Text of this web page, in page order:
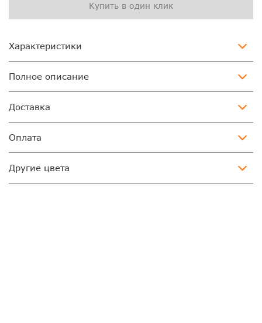
Купить в один клик
Характеристики
Полное описание
Доставка
Оплата
Другие цвета